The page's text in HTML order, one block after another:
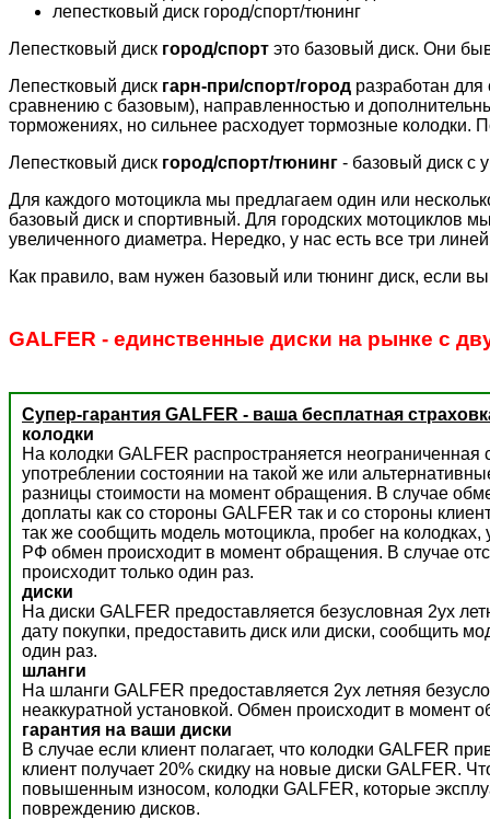
лепестковый диск город/спорт/тюнинг
Лепестковый диск город/спорт это базовый диск. Они
Лепестковый диск гарн-при/спорт/город разработан
сравнению с базовым), направленностью и
торможениях, но сильнее расходует тормозные колодки.
Лепестковый диск город/спорт/тюнинг - базовый диск с
Для каждого мотоцикла мы предлагаем один или
базовый диск и спортивный. Для городских мотоциклов
увеличенного диаметра. Нередко, у нас есть все три
Как правило, вам нужен базовый или тюнинг диск, если
GALFER - единственные диски на рынке с
Супер-гарантия GALFER - ваша бесплатная
колодки
На колодки GALFER распространяется
употреблении состоянии на такой же или
разницы стоимости на момент обращения. В случае
доплаты как со стороны GALFER так и со стороны
так же сообщить модель мотоцикла, пробег на
РФ обмен происходит в момент обращения. В случае
происходит только один раз.
диски
На диски GALFER предоставляется безусловная 2ух
дату покупки, предоставить диск или диски, сообщить
один раз.
шланги
На шланги GALFER предоставляется 2ух летняя
неаккуратной установкой. Обмен происходит в момент
гарантия на ваши диски
В случае если клиент полагает, что колодки GALFER
клиент получает 20% скидку на новые диски GALFER.
повышенным износом, колодки GALFER, которые
повреждению дисков.